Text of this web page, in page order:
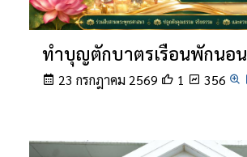
ทำบุญตักบาตรเรือนพักนอน
23 กรกฎาคม 2569 1 356